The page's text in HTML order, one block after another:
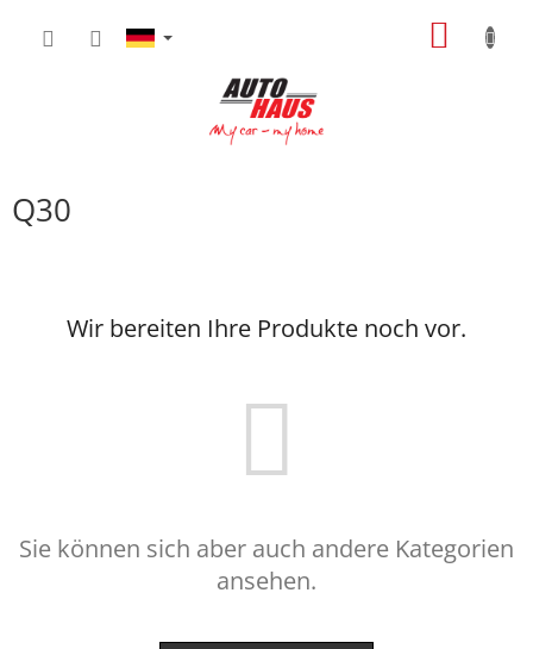
Inhalt
Q30
Wir bereiten Ihre Produkte noch vor.
Sie können sich aber auch andere Kategorien
ansehen.